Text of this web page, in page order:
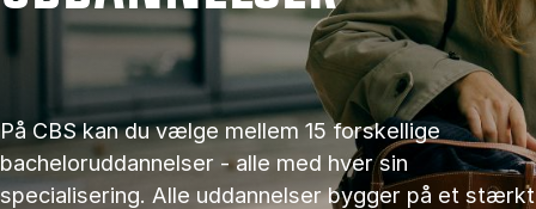
På CBS kan du vælge mellem 15 forskellige
bacheloruddannelser - alle med hver sin
specialisering. Alle uddannelser bygger på et stærkt